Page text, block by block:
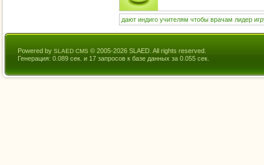
дают индиго учителям чтобы врачам лидер
Powered by SLAED CMS © 2005-2026 SLAED. All rights reserved.
Генерация: 0.089 сек. и 17 запросов к базе данных за 0.055 сек.